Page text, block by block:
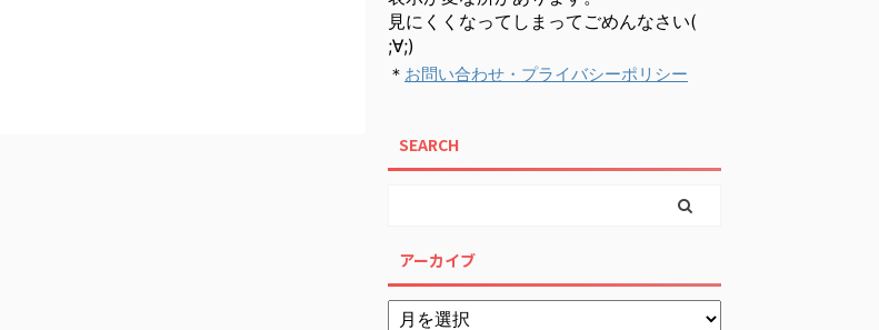
見にくくなってしまってごめんなさい(
;∀;)
＊ お問い合わせ・プライバシーポリシー
SEARCH
アーカイブ